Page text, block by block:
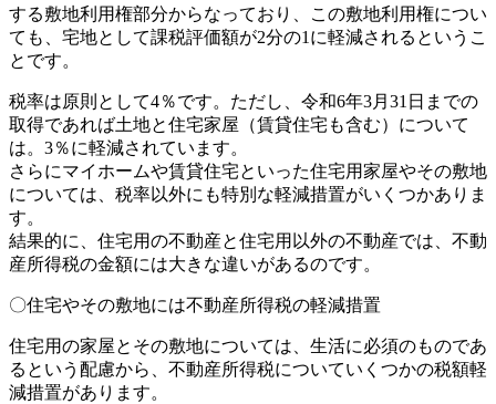
する敷地利用権部分からなっており、この敷地利用権につい
ても、宅地として課税評価額が2分の1に軽減されるというこ
とです。
税率は原則として4％です。ただし、令和6年3月31日までの
取得であれば土地と住宅家屋（賃貸住宅も含む）について
は。3％に軽減されています。
さらにマイホームや賃貸住宅といった住宅用家屋やその敷地
については、税率以外にも特別な軽減措置がいくつかありま
す。
結果的に、住宅用の不動産と住宅用以外の不動産では、不動
産所得税の金額には大きな違いがあるのです。
〇住宅やその敷地には不動産所得税の軽減措置
住宅用の家屋とその敷地については、生活に必須のものであ
るという配慮から、不動産所得税についていくつかの税額軽
減措置があります。